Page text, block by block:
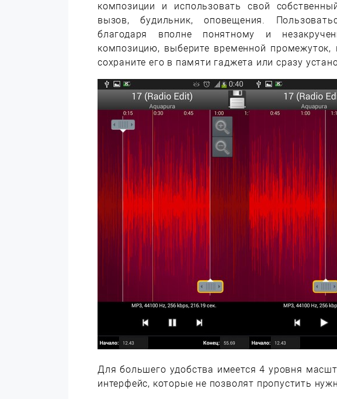
композиции и использовать свой
вызов, будильник, оповещения.
благодаря вполне понятному и
композицию, выберите временной
сохраните его в памяти гаджета или сразу
Для большего удобства имеется 4 уровня
интерфейс, которые не позволят пропустить